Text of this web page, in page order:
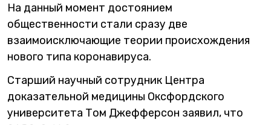
На данный момент достоянием
общественности стали сразу две
взаимоисключающие теории происхождения
нового типа коронавируса.
Старший научный сотрудник Центра
доказательной медицины Оксфордского
университета Том Джефферсон заявил, что